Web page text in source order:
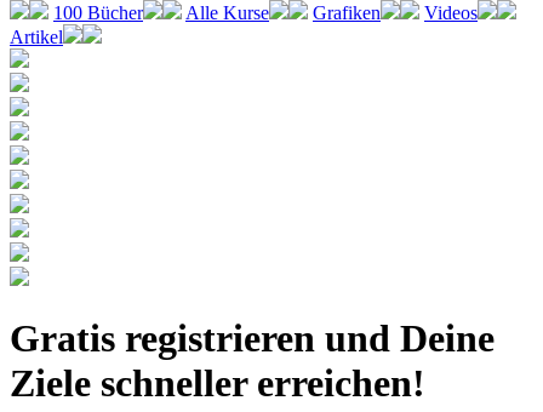
100 Bücher
Alle Kurse Grafiken
Videos
Artikel
Gratis registrieren und Deine
Ziele schneller erreichen!